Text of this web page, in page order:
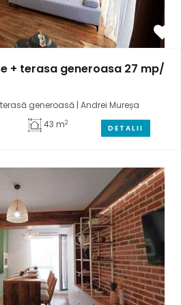
+ terasa generoasa 27 mp/
generoasă | Andrei Mureșa
43 m2
DETALII